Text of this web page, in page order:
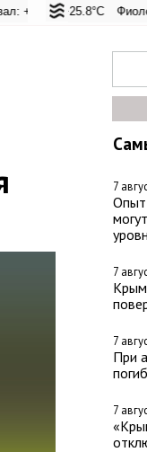
Фиолент: +26.4°C
+24.4°C
7
Опыт
7
7
При
7